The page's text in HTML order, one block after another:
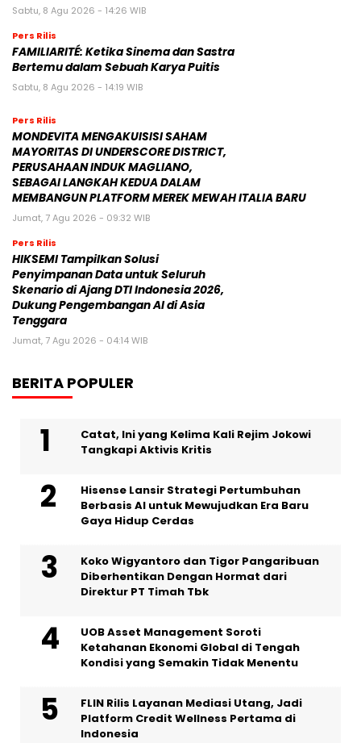
Sabtu, 8 Agu 2026 - 14:26 WIB
Pers Rilis
FAMILIARITÉ: Ketika Sinema dan Sastra
Bertemu dalam Sebuah Karya Puitis
Sabtu, 8 Agu 2026 - 14:19 WIB
Pers Rilis
MONDEVITA MENGAKUISISI SAHAM
MAYORITAS DI UNDERSCORE DISTRICT,
PERUSAHAAN INDUK MAGLIANO,
SEBAGAI LANGKAH KEDUA DALAM
MEMBANGUN PLATFORM MEREK MEWAH ITALIA BARU
Jumat, 7 Agu 2026 - 09:32 WIB
Pers Rilis
HIKSEMI Tampilkan Solusi
Penyimpanan Data untuk Seluruh
Skenario di Ajang DTI Indonesia 2026,
Dukung Pengembangan AI di Asia
Tenggara
Jumat, 7 Agu 2026 - 04:14 WIB
BERITA POPULER
Catat, Ini yang Kelima Kali Rejim Jokowi
Tangkapi Aktivis Kritis
Hisense Lansir Strategi Pertumbuhan
Berbasis AI untuk Mewujudkan Era Baru
Gaya Hidup Cerdas
Koko Wigyantoro dan Tigor Pangaribuan
Diberhentikan Dengan Hormat dari
Direktur PT Timah Tbk
UOB Asset Management Soroti
Ketahanan Ekonomi Global di Tengah
Kondisi yang Semakin Tidak Menentu
FLIN Rilis Layanan Mediasi Utang, Jadi
Platform Credit Wellness Pertama di
Indonesia